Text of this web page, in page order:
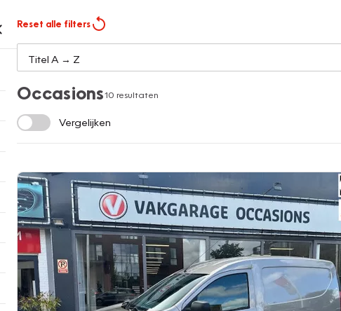
Reset alle filters
Occasions10 resultaten
Vergelijken